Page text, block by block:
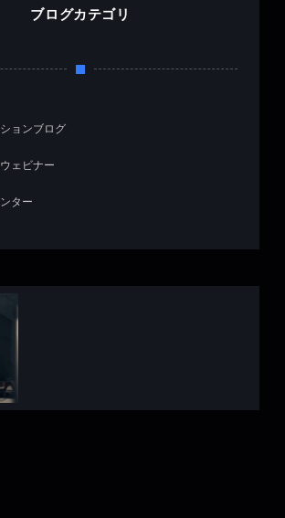
ブログカテゴリ
ョンブログ
ェビナー
ター